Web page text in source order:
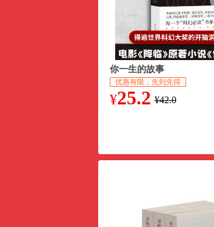
你一生的故事
优惠有限，先到先得
¥25.2 ¥42.0